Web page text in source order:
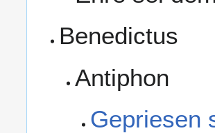
Benedictus
Antiphon
Gepriesen